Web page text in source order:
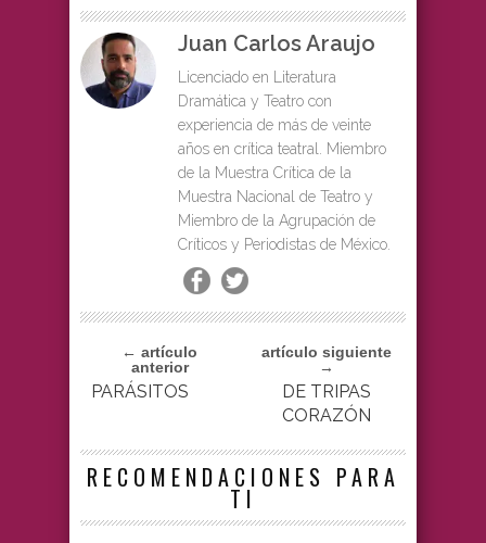
Juan Carlos Araujo
Licenciado en Literatura
Dramática y Teatro con
experiencia de más de veinte
años en crítica teatral. Miembro
de la Muestra Crítica de la
Muestra Nacional de Teatro y
Miembro de la Agrupación de
Críticos y Periodistas de México.
← artículo
anterior
PARÁSITOS
artículo siguiente
→
DE TRIPAS
CORAZÓN
RECOMENDACIONES PARA
TI